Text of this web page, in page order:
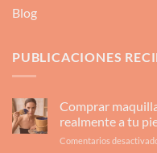
Blog
PUBLICACIONES
Comprar
realmente a tu
Comentarios